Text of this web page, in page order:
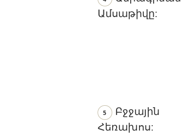
Ամսաթիվը:
5
Բջջային
Հեռախոս: